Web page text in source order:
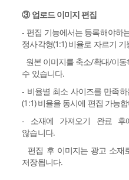
③ 업로드 이미지 편집
- 편집 기능에서는 등록해야하
정사각형(1:1) 비율로 자르기
원본 이미지를 축소/확대/이
수 있습니다.
- 비율별 최소 사이즈를 만족
(1:1) 비율을 동시에 편집 가능
- 소재에 가져오기 완료 후
않습니다.
편집 후 이미지는 광고 소재
저장됩니다.